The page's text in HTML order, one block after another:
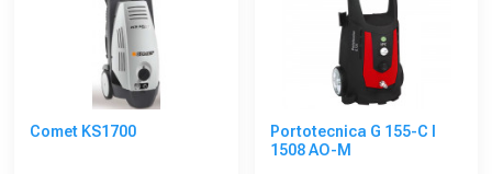
Comet KS1700
Portotecnica G 155-C I
1508 AO-M